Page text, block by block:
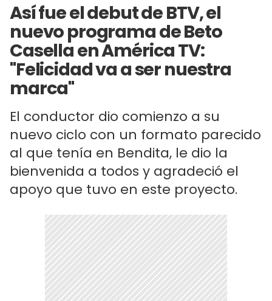
Así fue el debut de BTV, el
nuevo programa de Beto
Casella en América TV:
"Felicidad va a ser nuestra
marca"
El conductor dio comienzo a su
nuevo ciclo con un formato parecido
al que tenía en Bendita, le dio la
bienvenida a todos y agradeció el
apoyo que tuvo en este proyecto.